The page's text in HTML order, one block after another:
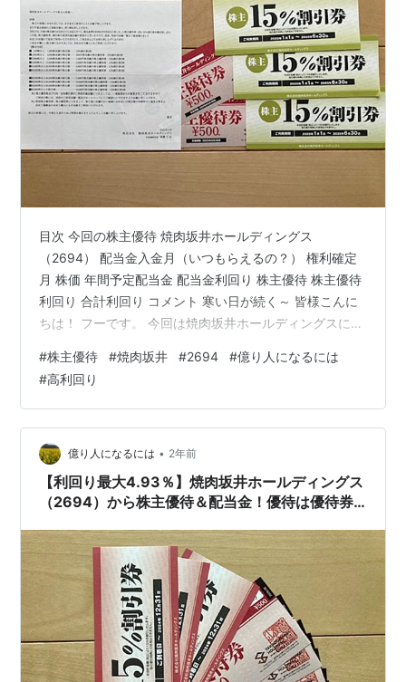
目次 今回の株主優待 焼肉坂井ホールディングス
（2694） 配当金入金月（いつもらえるの？） 権利確定
月 株価 年間予定配当金 配当金利回り 株主優待 株主優待
利回り 合計利回り コメント 寒い日が続く～ 皆様こんに
ちは！ フーです。 今回は焼肉坂井ホールディングスにつ
ディングスからの株主優待は「優待券（1,000円相当）
+割引券（15％××3枚）」になります。 焼肉坂井ホール
ディングス（2694） 焼肉坂井ホールディングスを紹介し
ていきたいと思います。 配当金入金月（いつもらえる
の？） 6月 権利確定月 3月と9月 株価 70円（単元株1…
#株主優待 #焼肉坂井 #2694 #億り人になるには
#高利回り
億り人になるには • 2年前
【利回り最大4.93％】焼肉坂井ホールディングス
（2694）から株主優待＆配当金！優待は優待券